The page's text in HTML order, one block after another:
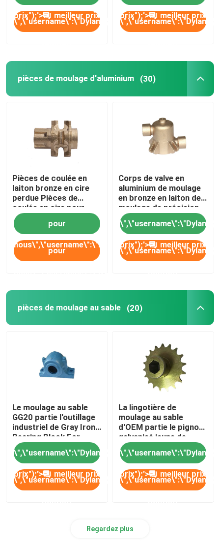
prix");'> meilleur prix
\",\"username\":\"Dylan\"}","","","","Contact");'>
prix");'> meilleur prix
pièces de moulage d'aluminium (30)
Pièces de coulée en
laiton bronze en cire
perdue Pièces de
coulée en cire pour
machines industrielles
pour
nous\",\"username\":\"Dylan\"}","","","","meilleur
pour
Contact
Corps de valve en
aluminium de moulage
en bronze en laiton de
moulage de précision
de corps de valve pour
la coque de bateau
prix");'> meilleur prix
pièces de moulage au sable (20)
Le moulage au sable
GG20 partie l'outillage
industriel de Gray Iron
Bearing Block For
\",\"username\":\"Dylan\"}","","","","meilleur
prix");'> meilleur prix
\",\"username\":\"Dylan\"}","","","","Contact");'>
La lingotière de
moulage au sable
d'OEM partie le pignon
galvanisé jaune de
fonte pour des pièces
de semoir
prix");'> meilleur prix
Regardez plus